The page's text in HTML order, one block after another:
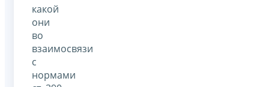
какой
они
во
взаимосвязи
с
нормами